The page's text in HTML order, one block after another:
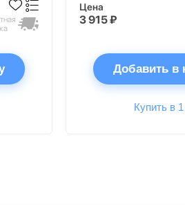
Цена
3 915 ₽
Добавить в
Купить в